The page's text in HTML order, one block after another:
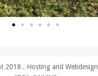
2018 . Hosting and Webdesign